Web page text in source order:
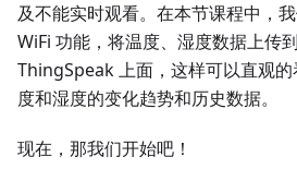
及不能实时观看。在本节课程中，
WiFi 功能，将温度、湿度数据上传
ThingSpeak 上面，这样可以直观
度和湿度的变化趋势和历史数据。
现在，那我们开始吧！